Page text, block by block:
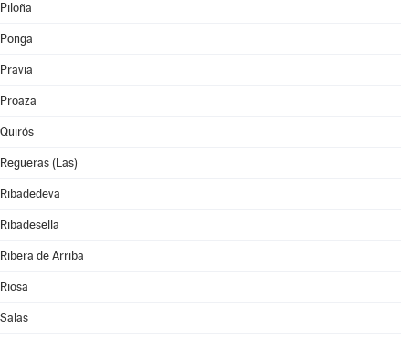
Piloña
Ponga
Pravia
Proaza
Quirós
Regueras (Las)
Ribadedeva
Ribadesella
Ribera de Arriba
Riosa
Salas